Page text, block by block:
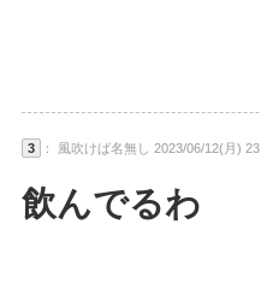
3 ： 風吹けば名無し 2023/06/12(月)
飲んでるわ